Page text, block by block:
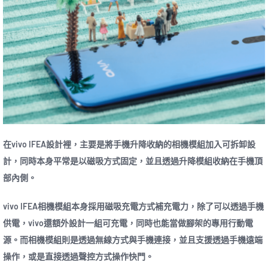
在vivo IFEA設計裡，主要是將手機升降收納的相機模組加入可拆卸設
計，同時本身平常是以磁吸方式固定，並且透過升降模組收納在手機頂
部內側。
vivo IFEA相機模組本身採用磁吸充電方式補充電力，除了可以透過手機
供電，vivo還額外設計一組可充電，同時也能當做腳架的專用行動電
源。而相機模組則是透過無線方式與手機連接，並且支援透過手機遠端
操作，或是直接透過聲控方式操作快門。